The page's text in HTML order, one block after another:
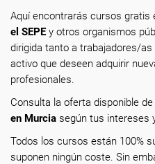
Aquí encontrarás cursos gratis
el SEPEy otros organismos
dirigida tanto a trabajadores/
activo que deseen adquirir
profesionales.
Consulta la oferta disponible de
en Murcia según tus intereses
Todos los cursos están 100%
suponen ningún coste. Sin